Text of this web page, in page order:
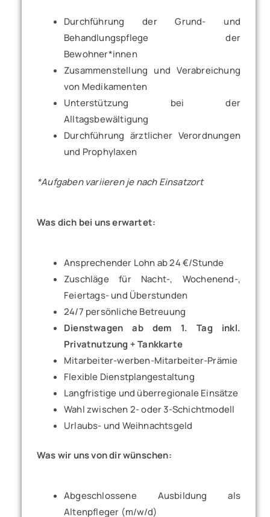
Durchführung der Grund- und
Behandlungspflege der
Bewohner*innen
Zusammenstellung und Verabreichung
von Medikamenten
Unterstützung bei der
Alltagsbewältigung
Durchführung ärztlicher Verordnungen
und Prophylaxen
*Aufgaben variieren je nach Einsatzort
Was dich bei uns erwartet:
Ansprechender Lohn ab 24 €/Stunde
Zuschläge für Nacht-, Wochenend-,
Feiertags- und Überstunden
24/7 persönliche Betreuung
Dienstwagen ab dem 1. Tag inkl.
Privatnutzung + Tankkarte
Mitarbeiter-werben-Mitarbeiter-Prämie
Flexible Dienstplangestaltung
Langfristige und überregionale Einsätze
Wahl zwischen 2- oder 3-Schichtmodell
Urlaubs- und Weihnachtsgeld
Was wir uns von dir wünschen:
Abgeschlossene Ausbildung als
Altenpfleger (m/w/d)